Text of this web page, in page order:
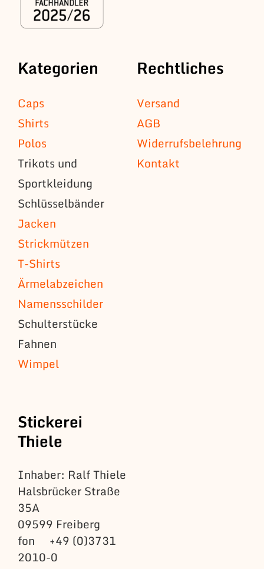
Kategorien
Caps
Shirts
Polos
Trikots und
Sportkleidung
Schlüsselbänder
Jacken
Strickmützen
T-Shirts
Ärmelabzeichen
Namensschilder
Schulterstücke
Fahnen
Wimpel
Rechtliches
Versand
AGB
Widerrufsbelehrung
Kontakt
Stickerei
Thiele
Inhaber: Ralf Thiele
Halsbrücker Straße
35A
09599 Freiberg
fon +49 (0)3731
2010-0